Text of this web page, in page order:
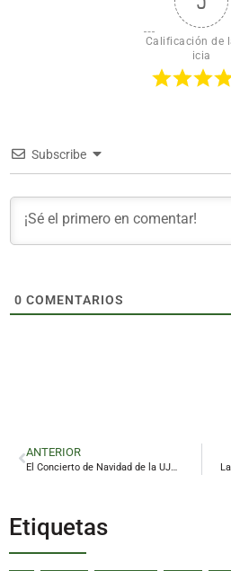
Calificación de
icia
Subscribe
0 COMENTARIOS
ANTERIOR
El Concierto de Navidad de la UJA crece y se abre a Linares
Etiquetas